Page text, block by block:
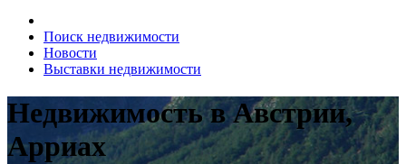
Поиск недвижимости
Новости
Выставки недвижимости
Недвижимость в Австрии,
Арриах